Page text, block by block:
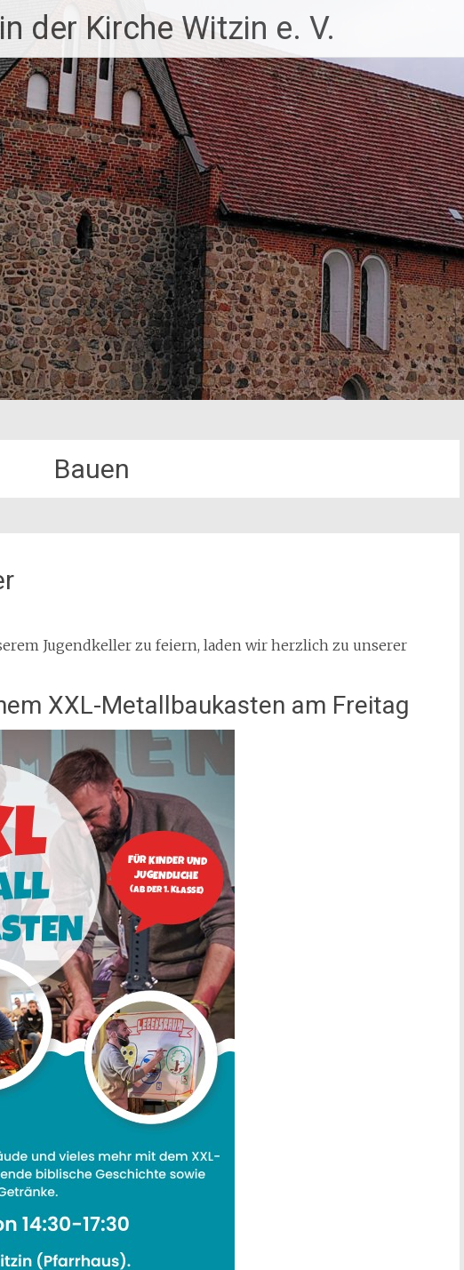
der Kirche Witzin e. V.
Bauen
Jugendkeller zu feiern, laden wir herzlich zu unserer
XXL-Metallbaukasten am Freitag